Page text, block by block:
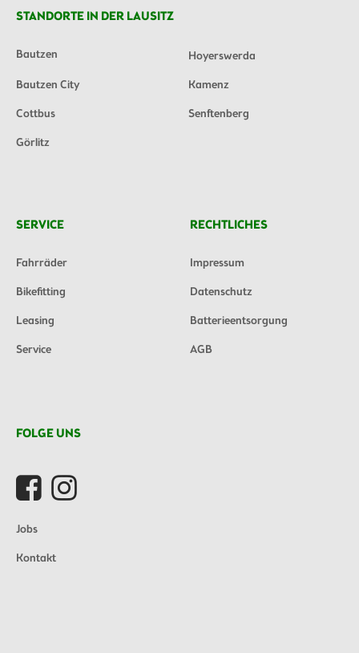
STANDORTE IN DER LAUSITZ
Bautzen
Hoyerswerda
Bautzen City
Kamenz
Cottbus
Senftenberg
Görlitz
SERVICE
Fahrräder
Bikefitting
Leasing
Service
RECHTLICHES
Impressum
Datenschutz
Batterieentsorgung
AGB
FOLGE UNS
Jobs
Kontakt